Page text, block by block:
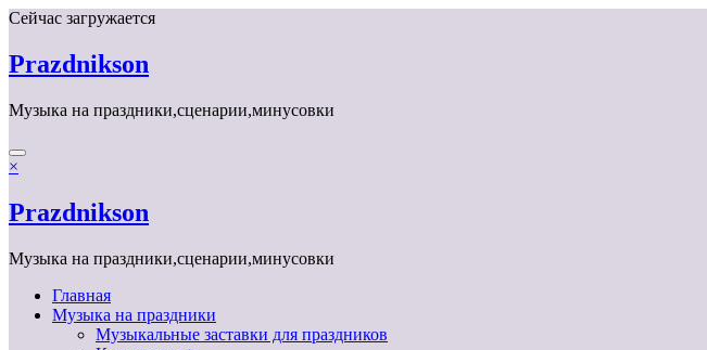
Перейти
содержимому
Сейчас загружается
Prazdnikson
Музыка на праздники,сценарии,минусовки
×
Prazdnikson
Музыка на праздники,сценарии,минусовки
Главная
Музыка на праздники
Музыкальные заставки для праздников